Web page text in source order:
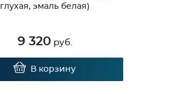
глухая, эмаль белая)
9 320руб.
В корзину